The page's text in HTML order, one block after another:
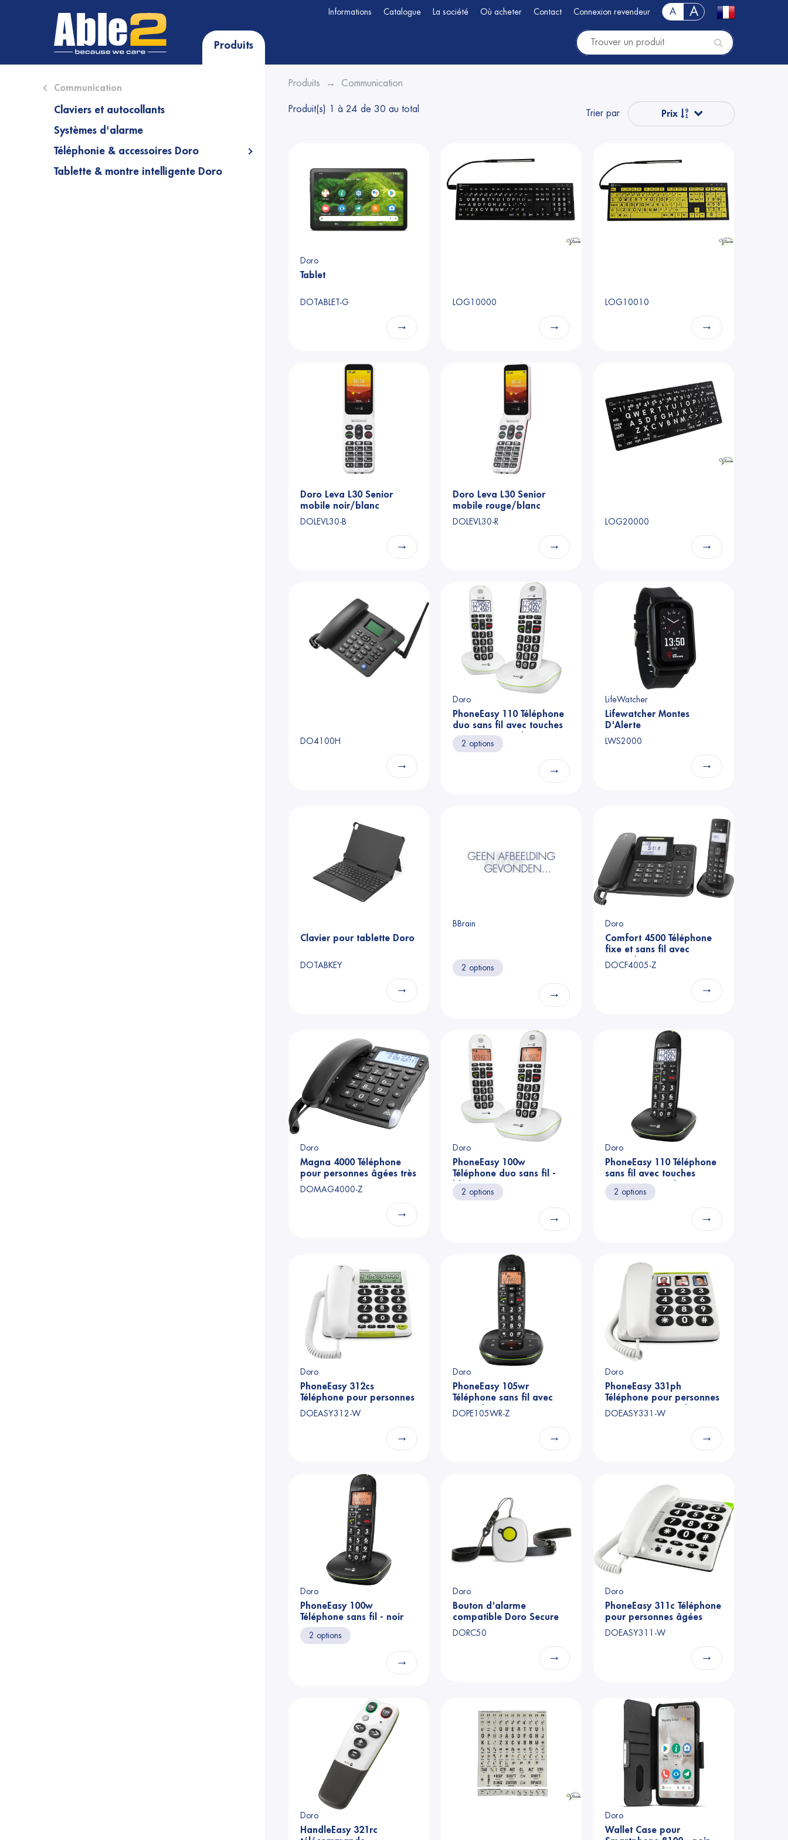
Informations Catalogue La société Où acheter Contact Connexion revendeur A A
Produits
Close submenu (Communication)
Communication
Claviers et autocollants
Systèmes d'alarme
Open submenu (Téléphonie & accessoires Doro)
Téléphonie & accessoires Doro
Tablette & montre intelligente Doro
Produits Communication
Produit(s) 1 à 24 de 30 au total Trier par Prix
Nom
Nom
Prix
Doro
Tablet
DOTABLET-G
→
LOG10000
→
LOG10010
→
Doro Leva L30 Senior
mobile noir/blanc
DOLEVL30-B
→
Doro Leva L30 Senior
mobile rouge/blanc
DOLEVL30-R
→
LOG20000
→
DO4100H
→
Doro
PhoneEasy 110 Téléphone
duo sans fil avec touches
numériques parlantes -
blanc
2 options
→
LifeWatcher
Lifewatcher Montes
D'Alerte
LWS2000
→
Clavier pour tablette Doro
DOTABKEY
→
BBrain
2 options
→
Doro
Comfort 4500 Téléphone
fixe et sans fil avec
répondeur
DOCF4005-Z
→
Doro
Magna 4000 Téléphone
pour personnes âgées très
bruyant
DOMAG4000-Z
→
Doro
PhoneEasy 100w
Téléphone duo sans fil -
blanc
2 options
→
Doro
PhoneEasy 110 Téléphone
sans fil avec touches
numériques parlantes -
noir2 options
→
Doro
PhoneEasy 312cs
Téléphone pour personnes
âgées
DOEASY312-W
→
Doro
PhoneEasy 105wr
Téléphone sans fil avec
répondeur
DOPE105WR-Z
→
Doro
PhoneEasy 331ph
Téléphone pour personnes
âgées avec 3 touches
DOEASY331-W
→
Doro
PhoneEasy 100w
Téléphone sans fil - noir
2 options
→
Doro
Bouton d'alarme
compatible Doro Secure
347
DORC50
→
Doro
PhoneEasy 311c Téléphone
pour personnes âgées
DOEASY311-W
→
Doro
HandleEasy 321rc
Doro
Wallet Case pour